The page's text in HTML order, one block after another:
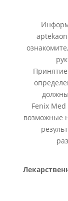
Fenix Med
возможные